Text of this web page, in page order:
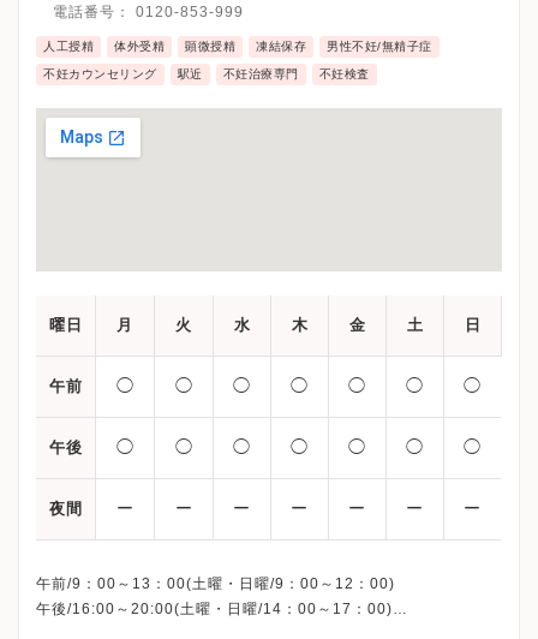
電話番号： 0120-853-999
人工授精 体外受精 顕微授精 凍結保存 男性不妊/無精子症
不妊カウンセリング 駅近 不妊治療専門 不妊検査
曜日 月 火 水 木 金 土 日
午前 ◯ ◯ ◯ ◯ ◯ ◯ ◯
午後 ◯ ◯ ◯ ◯ ◯ ◯ ◯
夜間 ー ー ー ー ー ー ー
午前/9：00～13：00(土曜・日曜/9：00～12：00)
午後/16:00～20:00(土曜・日曜/14：00～17：00)